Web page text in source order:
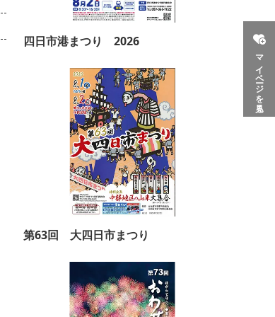
マイページを見る
四日市港まつり 2026
第63回 大四日市まつり